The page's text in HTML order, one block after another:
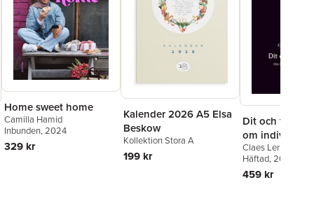
Home sweet home
Camilla Hamid
Inbunden, 2024
329 kr
Kalender 2026 A5 Elsa
Beskow
Kollektion Stora A
199 kr
Dit och
om individ
i straffrätten
Claes Lernestedt
Häftad, 2010
459 kr